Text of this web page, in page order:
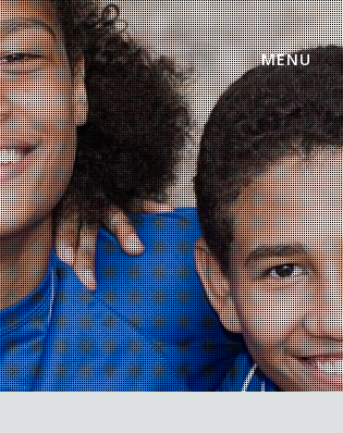
MENU